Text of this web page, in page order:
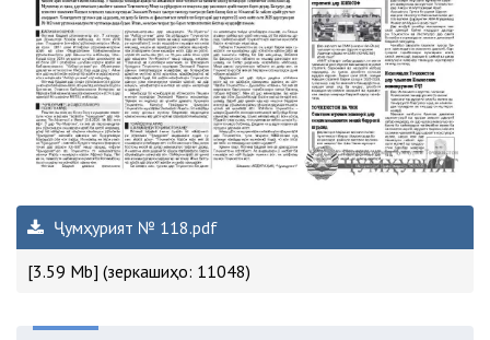
Ҷумҳурият № 118.pdf
[3.59 Mb] (зеркашиҳо: 11048)